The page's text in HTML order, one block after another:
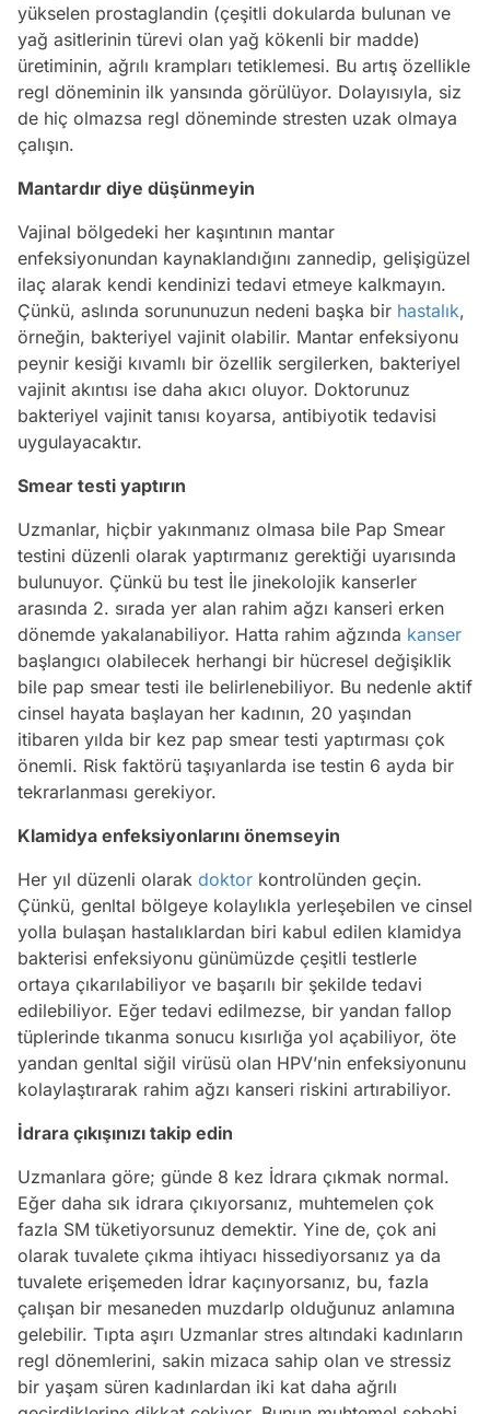
yükselen prostaglandin (çeşitli dokularda bulunan ve
yağ asitlerinin türevi olan yağ kökenli bir madde)
üretiminin, ağrılı krampları tetiklemesi. Bu artış özellikle
regl döneminin ilk yansında görülüyor. Dolayısıyla, siz
de hiç olmazsa regl döneminde stresten uzak olmaya
çalışın.
Mantardır diye düşünmeyin
Vajinal bölgedeki her kaşıntının mantar
enfeksiyonundan kaynaklandığını zannedip, gelişigüzel
ilaç alarak kendi kendinizi tedavi etmeye kalkmayın.
Çünkü, aslında sorununuzun nedeni başka bir hastalık,
örneğin, bakteriyel vajinit olabilir. Mantar enfeksiyonu
peynir kesiği kıvamlı bir özellik sergilerken, bakteriyel
vajinit akıntısı ise daha akıcı oluyor. Doktorunuz
bakteriyel vajinit tanısı koyarsa, antibiyotik tedavisi
uygulayacaktır.
Smear testi yaptırın
Uzmanlar, hiçbir yakınmanız olmasa bile Pap Smear
testini düzenli olarak yaptırmanız gerektiği uyarısında
bulunuyor. Çünkü bu test İle jinekolojik kanserler
arasında 2. sırada yer alan rahim ağzı kanseri erken
dönemde yakalanabiliyor. Hatta rahim ağzında kanser
başlangıcı olabilecek herhangi bir hücresel değişiklik
bile pap smear testi ile belirlenebiliyor. Bu nedenle aktif
cinsel hayata başlayan her kadının, 20 yaşından
itibaren yılda bir kez pap smear testi yaptırması çok
önemli. Risk faktörü taşıyanlarda ise testin 6 ayda bir
tekrarlanması gerekiyor.
Klamidya enfeksiyonlarını önemseyin
Her yıl düzenli olarak doktor kontrolünden geçin.
Çünkü, genltal bölgeye kolaylıkla yerleşebilen ve cinsel
yolla bulaşan hastalıklardan biri kabul edilen klamidya
bakterisi enfeksiyonu günümüzde çeşitli testlerle
ortaya çıkarılabiliyor ve başarılı bir şekilde tedavi
edilebiliyor. Eğer tedavi edilmezse, bir yandan fallop
tüplerinde tıkanma sonucu kısırlığa yol açabiliyor, öte
yandan genltal siğil virüsü olan HPV’nin enfeksiyonunu
kolaylaştırarak rahim ağzı kanseri riskini artırabiliyor.
İdrara çıkışınızı takip edin
Uzmanlara göre; günde 8 kez İdrara çıkmak normal.
Eğer daha sık idrara çıkıyorsanız, muhtemelen çok
fazla SM tüketiyorsunuz demektir. Yine de, çok ani
olarak tuvalete çıkma ihtiyacı hissediyorsanız ya da
tuvalete erişemeden İdrar kaçınyorsanız, bu, fazla
çalışan bir mesaneden muzdarlp olduğunuz anlamına
gelebilir. Tıpta aşırı Uzmanlar stres altındaki kadınların
regl dönemlerini, sakin mizaca sahip olan ve stressiz
bir yaşam süren kadınlardan iki kat daha ağrılı